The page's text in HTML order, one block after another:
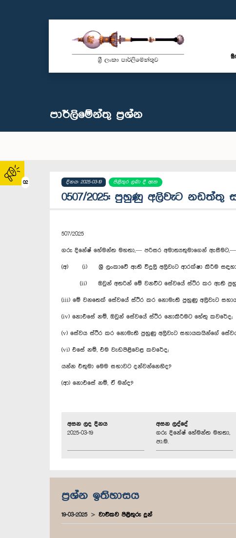
02
පාර්ලි‌මේන්තු‌ ප්‍රශ්න
දිනය: 2025-03-19 පිළිතුර ලබා දී ඇත
0507/2025: පුහුණු අලිවැට
507/2025
ගරු දිනේෂ් හේමන්ත මහතා,— පරිසර අමාත්‍යතුමාගෙන් ඇසීමට,—
(අ) (i) ශ්‍රී ලංකාවේ ඇති විදුලි අලිවැට ආරක්ෂා කිරීම
(ii) ඔවුන් අතරින් මේ වනවිට සේවයේ ස්ථිර කර ඇති පුහුණු
(iii) මේ වනතෙක් සේවයේ ස්ථිර කර නොමැති පුහුණු අලිවැට
(iv) නොඑසේ නම්, ඔවුන් සේවයේ ස්ථිර නොකිරීමට හේතු කවරේද;
(v) සේවය ස්ථිර කර නොමැති පුහුණු අලිවැට සහායකයින්ගේ
(vi) එසේ නම්, එම වැඩපිළිවෙළ කවරේද;
යන්න එතුමා මෙම සභාවට දන්වන්නෙහිද?
(ආ) නොඑසේ නම්, ඒ මන්ද?
අසන ලද දිනය
2025-03-19
අසන ලද්දේ
ගරු දිනේෂ් හේමන්ත මහතා,
පා.ම.
ප්‍රශ්න ඉතිහාසය
19-03-2025 වාචිකව පිළිතුරු දුන්